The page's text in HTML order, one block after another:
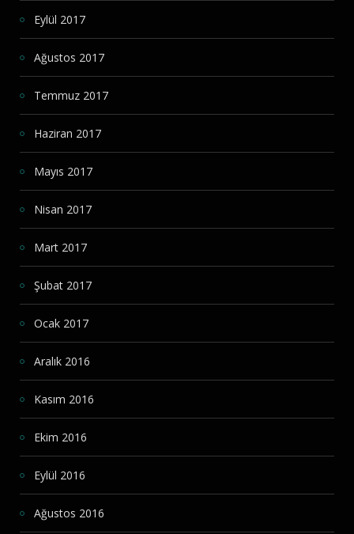
Eylül 2017
Ağustos 2017
Temmuz 2017
Haziran 2017
Mayıs 2017
Nisan 2017
Mart 2017
Şubat 2017
Ocak 2017
Aralık 2016
Kasım 2016
Ekim 2016
Eylül 2016
Ağustos 2016